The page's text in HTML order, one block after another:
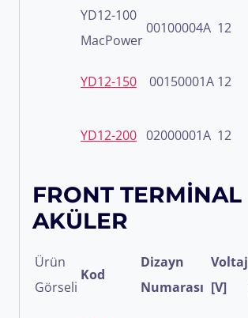
YD12-100
MacPower
00100004A 12
YD12-150 00150001A 12
YD12-200 02000001A 12
FRONT TERMİNAL
AKÜLER
Ürün
Görseli
Kod
Dizayn
Numarası
Voltaj
[V]